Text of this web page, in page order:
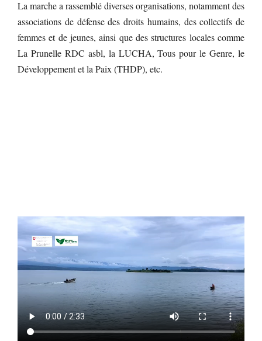
La marche a rassemblé diverses organisations, notamment des
associations de défense des droits humains, des collectifs de
femmes et de jeunes, ainsi que des structures locales comme
La Prunelle RDC asbl, la LUCHA, Tous pour le Genre, le
Développement et la Paix (THDP), etc.